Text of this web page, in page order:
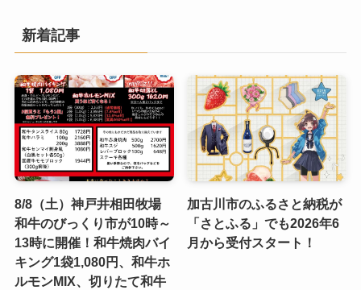
新着記事
8/8（土）神戸井相田牧場
和牛のびっくり市が10時～
13時に開催！和牛焼肉バイ
キング1袋1,080円、和牛ホ
ルモンMIX、切りたて和牛
加古川市のふるさと納税が
「さとふる」でも2026年6
月から受付スタート！